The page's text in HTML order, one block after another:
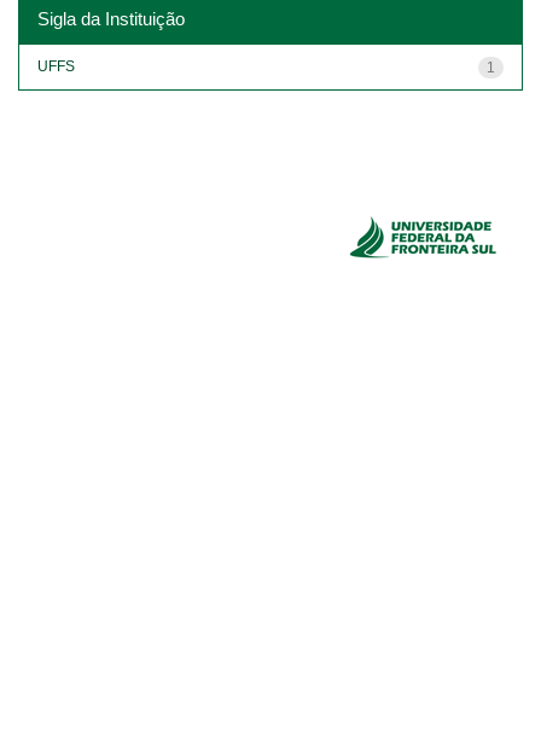
Sigla da Instituição
1
UFFS